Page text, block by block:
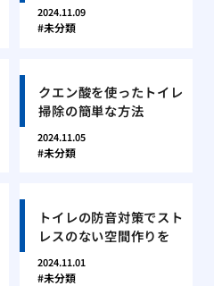
2024.11.09
未分類
クエン酸を使ったトイレ
掃除の簡単な方法
2024.11.05
未分類
トイレの防音対策でスト
レスのない空間作りを
2024.11.01
未分類